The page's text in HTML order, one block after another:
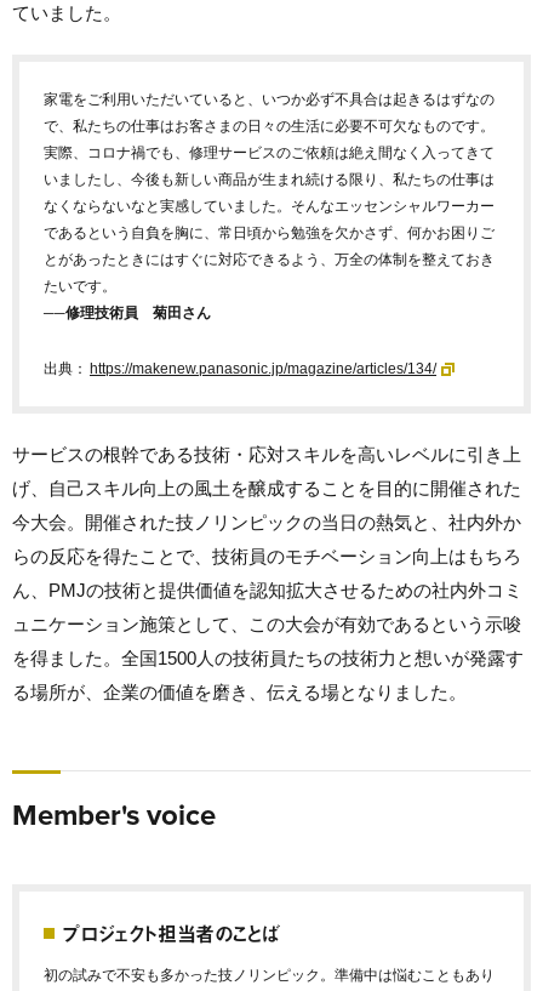
ていました。
家電をご利用いただいていると、いつか必ず不具合は起きるはずなの
で、私たちの仕事はお客さまの日々の生活に必要不可欠なものです。
実際、コロナ禍でも、修理サービスのご依頼は絶え間なく入ってきて
いましたし、今後も新しい商品が生まれ続ける限り、私たちの仕事は
なくならないなと実感していました。そんなエッセンシャルワーカー
であるという自負を胸に、常日頃から勉強を欠かさず、何かお困りご
とがあったときにはすぐに対応できるよう、万全の体制を整えておき
たいです。
──修理技術員 菊田さん
出典： https://makenew.panasonic.jp/magazine/articles/134/
サービスの根幹である技術・応対スキルを高いレベルに引き上
げ、自己スキル向上の風土を醸成することを目的に開催された
今大会。開催された技ノリンピックの当日の熱気と、社内外か
らの反応を得たことで、技術員のモチベーション向上はもちろ
ん、PMJの技術と提供価値を認知拡大させるための社内外コミ
ュニケーション施策として、この大会が有効であるという示唆
を得ました。全国1500人の技術員たちの技術力と想いが発露す
る場所が、企業の価値を磨き、伝える場となりました。
Member's voice
プロジェクト担当者のことば
初の試みで不安も多かった技ノリンピック。準備中は悩むこともあり